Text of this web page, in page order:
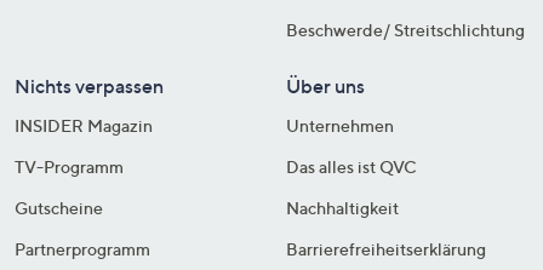
Beschwerde/ Streitschlichtung
Nichts verpassen
INSIDER Magazin
TV-Programm
Gutscheine
Partnerprogramm
Über uns
Unternehmen
Das alles ist QVC
Nachhaltigkeit
Barrierefreiheitserklärung